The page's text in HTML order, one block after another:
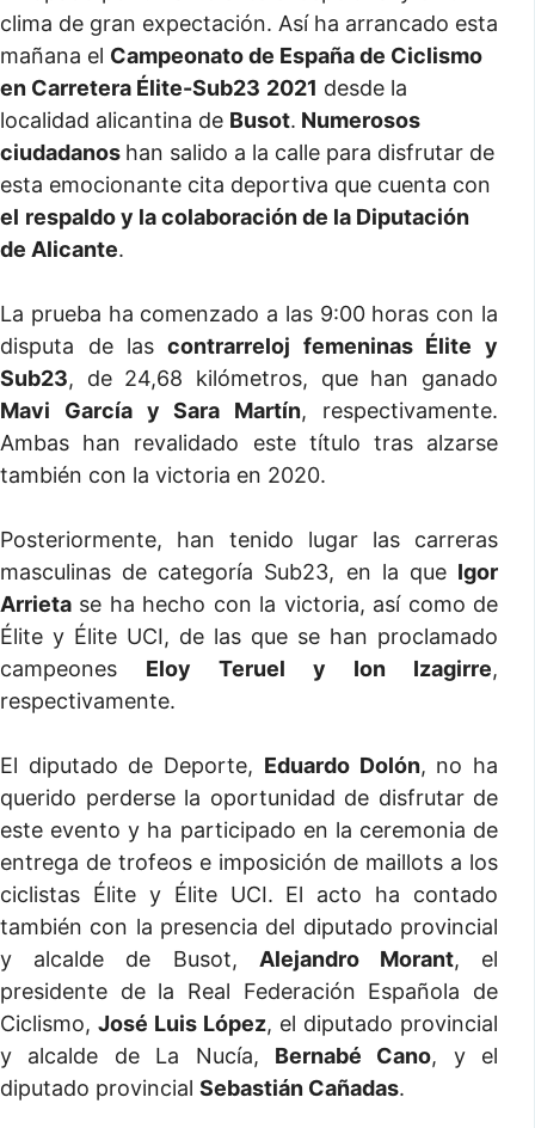
clima de gran expectación. Así ha arrancado esta
mañana el Campeonato de España de Ciclismo
en Carretera Élite-Sub23 2021 desde la
localidad alicantina de Busot. Numerosos
ciudadanos han salido a la calle para disfrutar de
esta emocionante cita deportiva que cuenta con
el respaldo y la colaboración de la Diputación
de Alicante.
La prueba ha comenzado a las 9:00 horas con la
disputa de las contrarreloj femeninas Élite y
Sub23, de 24,68 kilómetros, que han ganado
Mavi García y Sara Martín, respectivamente.
Ambas han revalidado este título tras alzarse
también con la victoria en 2020.
Posteriormente, han tenido lugar las carreras
masculinas de categoría Sub23, en la que Igor
Arrieta se ha hecho con la victoria, así como de
Élite y Élite UCI, de las que se han proclamado
campeones Eloy Teruel y Ion Izagirre,
respectivamente.
El diputado de Deporte, Eduardo Dolón, no ha
querido perderse la oportunidad de disfrutar de
este evento y ha participado en la ceremonia de
entrega de trofeos e imposición de maillots a los
ciclistas Élite y Élite UCI. El acto ha contado
también con la presencia del diputado provincial
y alcalde de Busot, Alejandro Morant, el
presidente de la Real Federación Española de
Ciclismo, José Luis López, el diputado provincial
y alcalde de La Nucía, Bernabé Cano, y el
diputado provincial Sebastián Cañadas.